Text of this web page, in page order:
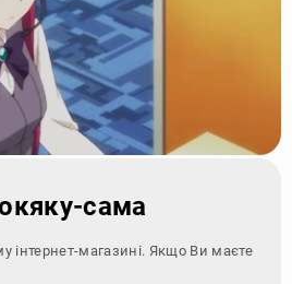
сама
інтернет-магазині. Якщо Ви маєте